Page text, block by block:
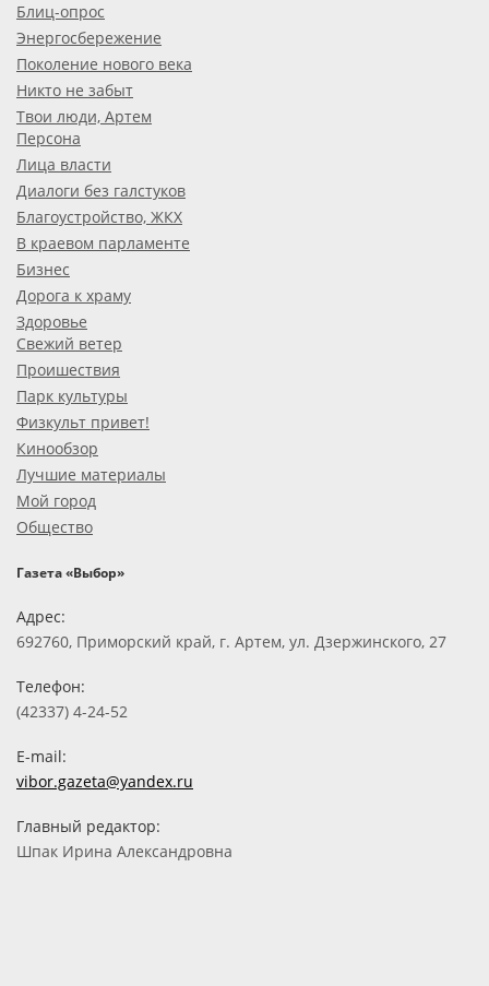
Блиц-опрос
Энергосбережение
Поколение нового века
Никто не забыт
Твои люди, Артем
Персона
Лица власти
Диалоги без галстуков
Благоустройство, ЖКХ
В краевом парламенте
Бизнес
Дорога к храму
Здоровье
Свежий ветер
Проишествия
Парк культуры
Физкульт привет!
Кинообзор
Лучшие материалы
Мой город
Общество
Газета «Выбор»
Адрес:
692760, Приморский край, г. Артем, ул. Дзержинского, 27
Телефон:
(42337) 4-24-52
E-mail:
vibor.gazeta@yandex.ru
Главный редактор:
Шпак Ирина Александровна